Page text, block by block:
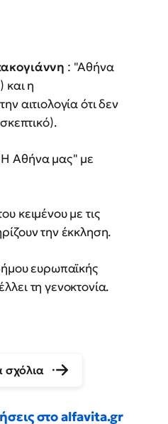
: "Αθήνα
και η
αιτιολογία ότι δεν
Αθήνα μας" με
κειμένου με τις
την έκκληση.
ευρωπαϊκής
τη γενοκτονία.
σχόλια
στο alfavita.gr